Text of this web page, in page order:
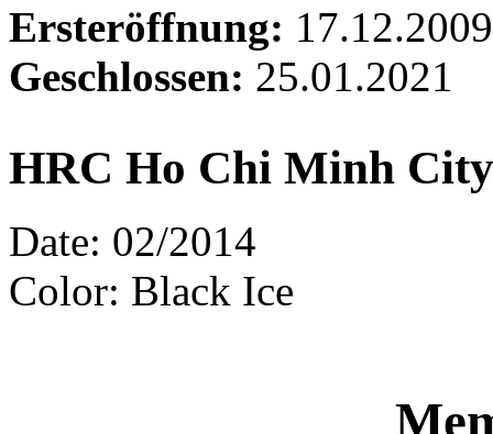
Ersteröffnung: 17.12.2009
Geschlossen: 25.01.2021
HRC Ho Chi Minh
Date: 02/2014
Color: Black Ice